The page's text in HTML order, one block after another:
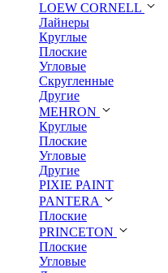
LOEW CORNELL
Лайнеры
Круглые
Плоские
Угловые
Скругленные
Другие
MEHRON
Круглые
Плоские
Угловые
Другие
PIXIE PAINT
PANTERA
Плоские
PRINCETON
Плоские
Угловые